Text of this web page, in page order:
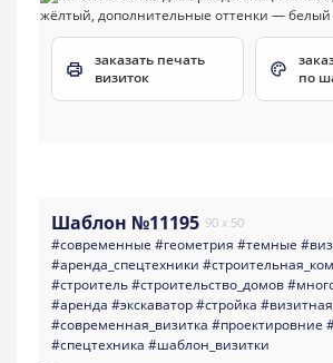
заказать печать
визиток
по
Шаблон №11195 90 x 50
#современные #геометрия #темные
#аренда_спецтехники
#строитель#строительство_домов
#аренда #экскаватор#стройка
#современная_визитка #проектировние
#спецтехника #шаблон_визитки